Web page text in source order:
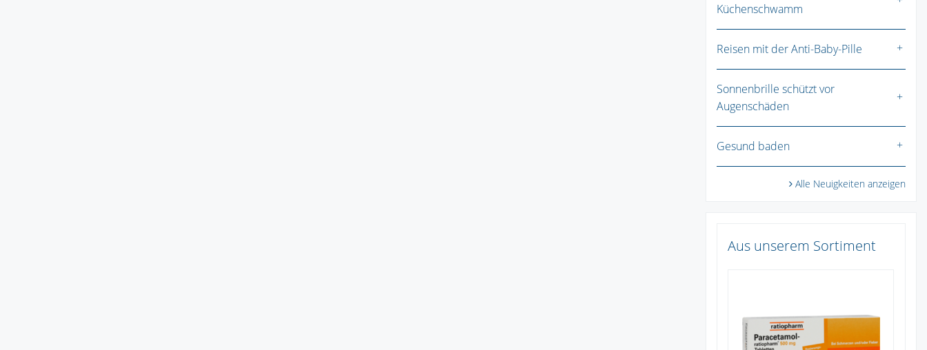
Küchenschwamm
Reisen mit der Anti-Baby-Pille
Sonnenbrille schützt vor
Augenschäden
Gesund baden
Alle Neuigkeiten anzeigen
Aus unserem Sortiment